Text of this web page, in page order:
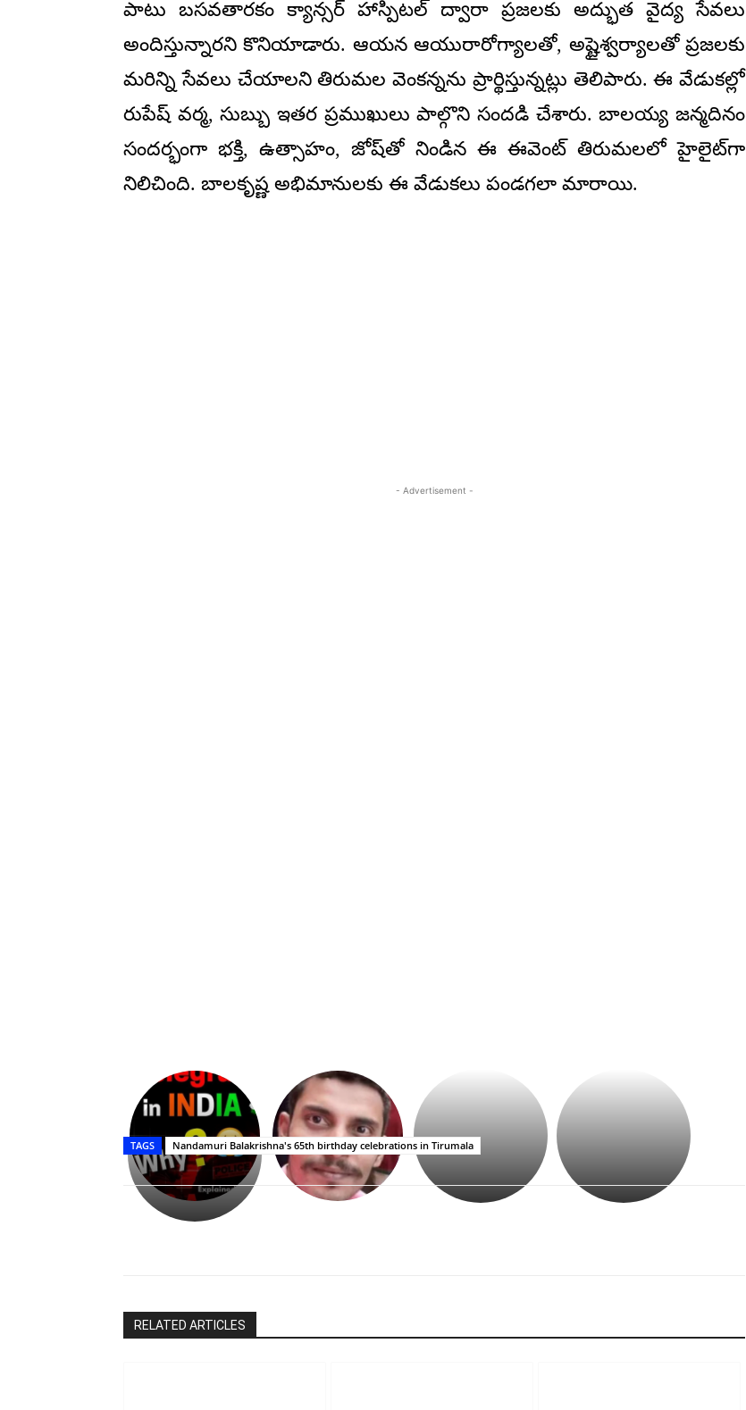
పాటు బసవతారకం క్యాన్సర్ హాస్పిటల్ ద్వారా ప్రజలకు అద్భుత వైద్య సేవలు
అందిస్తున్నారని కొనియాడారు. ఆయన ఆయురారోగ్యాలతో, అష్టైశ్వర్యాలతో ప్రజలకు
మరిన్ని సేవలు చేయాలని తిరుమల వెంకన్నను ప్రార్థిస్తున్నట్లు తెలిపారు. ఈ వేడుకల్లో
రుపేష్ వర్మ, సుబ్బు ఇతర ప్రముఖులు పాల్గొని సందడి చేశారు. బాలయ్య జన్మదినం
సందర్భంగా భక్తి, ఉత్సాహం, జోష్‌తో నిండిన ఈ ఈవెంట్ తిరుమలలో హైలైట్‌గా
నిలిచింది. బాలకృష్ణ అభిమానులకు ఈ వేడుకలు పండగలా మారాయి.
- Advertisement -
ప్రసాదం
తీర్థం..తులసీదళం
లేకుండా
అసంపూర్ణం
సినిమాతో
పాన్
స్టార్
హీరోయిన్‏గా
శ్రీనిధి
Upasana:
భర్తపై
రివెంజ్
తీర్చుకున్న
ఉపాసన..
పాపం
రామ్
TAGS Nandamuri Balakrishna's 65th birthday celebrations in Tirumala
RELATED ARTICLES